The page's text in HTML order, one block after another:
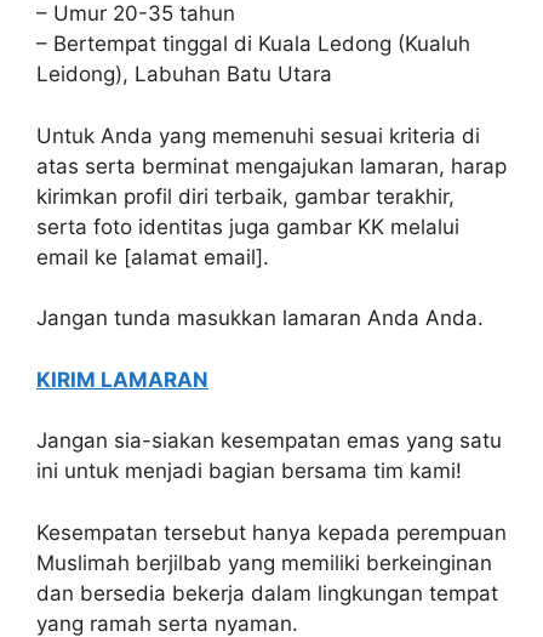
– Umur 20-35 tahun
– Bertempat tinggal di Kuala Ledong (Kualuh
Leidong), Labuhan Batu Utara
Untuk Anda yang memenuhi sesuai kriteria di
atas serta berminat mengajukan lamaran, harap
kirimkan profil diri terbaik, gambar terakhir,
serta foto identitas juga gambar KK melalui
email ke [alamat email].
Jangan tunda masukkan lamaran Anda Anda.
KIRIM LAMARAN
Jangan sia-siakan kesempatan emas yang satu
ini untuk menjadi bagian bersama tim kami!
Kesempatan tersebut hanya kepada perempuan
Muslimah berjilbab yang memiliki berkeinginan
dan bersedia bekerja dalam lingkungan tempat
yang ramah serta nyaman.